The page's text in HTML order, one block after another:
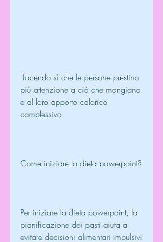
più attenzione a ciò che mangiano
e al loro apporto calorico
complessivo.
Come iniziare la dieta powerpoint?
Per iniziare la dieta powerpoint, la
pianificazione dei pasti aiuta a
evitare decisioni alimentari impulsivi